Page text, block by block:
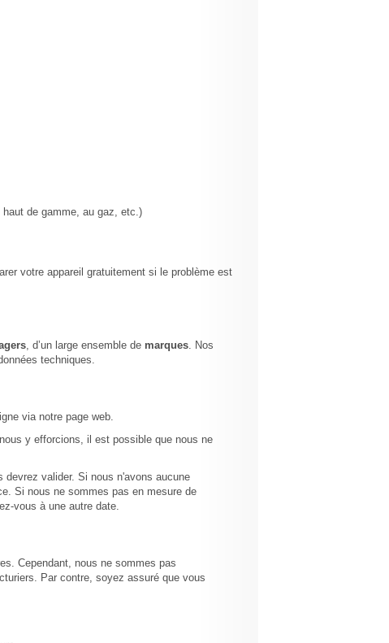
haut de gamme, au gaz, etc.)
votre appareil gratuitement si le problème est
, d’un large ensemble de marques. Nos
techniques.
via notre page web.
y efforcions, il est possible que nous ne
devrez valider. Si nous n'avons aucune
Si nous ne sommes pas en mesure de
vous à une autre date.
Cependant, nous ne sommes pas
Par contre, soyez assuré que vous